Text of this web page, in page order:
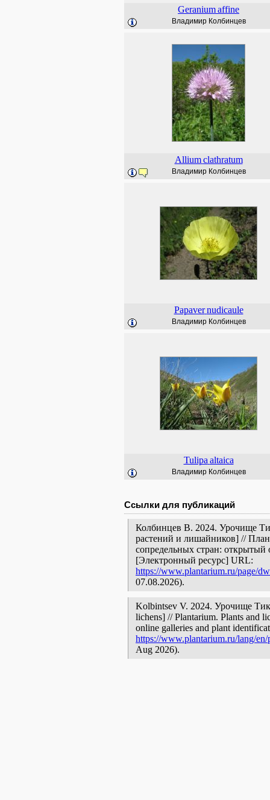
Geraniumaffine
Владимир Колбинцев
Allium clathratum
Владимир Колбинцев
Papaver nudicaule
Владимир Колбинцев
Tulipa altaica
Владимир Колбинцев
Ссылки для публикаций
Колбинцев В. 2024. Урочище
растений и лишайников] //
сопредельных стран: открытый
[Электронный ресурс] URL:
https://www.plantarium.ru/page/
07.08.2026).
Kolbintsev V. 2024. Урочище
lichens] // Plantarium. Plants and
online galleries and plant
https://www.plantarium.ru/lang/
Aug 2026).